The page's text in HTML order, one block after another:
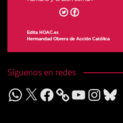
Síguenos en redes
WhatsApp
X Facebook YouTubeInstagram
Bluesky